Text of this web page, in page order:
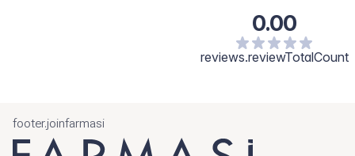
0.00
reviews.reviewTotalCount
footer.joinfarmasi